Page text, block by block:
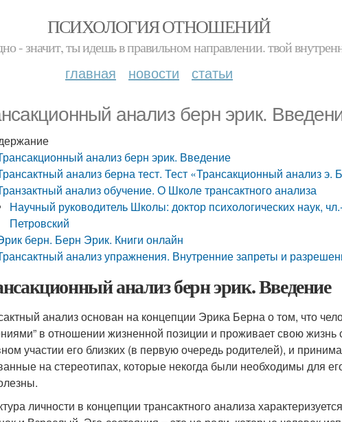
ПСИХОЛОГИЯ ОТНОШЕНИЙ
- значит, ты идешь в правильном направлении. твой
главная новости статьи
анализ берн эрик.
анализ берн эрик. Введение
анализ берна тест. Тест «Трансакционный анализ э.
анализ обучение. О Школе трансактного анализа
Научный руководитель Школы: доктор психологических наук,
Петровский
берн. Берн Эрик. Книги онлайн
анализ упражнения. Внутренние запреты и
анализ берн эрик. Введение
анализ основан на концепции Эрика Берна о том, что
в отношении жизненной позиции и проживает свою жизнь
участии его близких (в первую очередь родителей), и
на стереотипах, которые некогда были необходимы для
личности в концепции трансактного анализа